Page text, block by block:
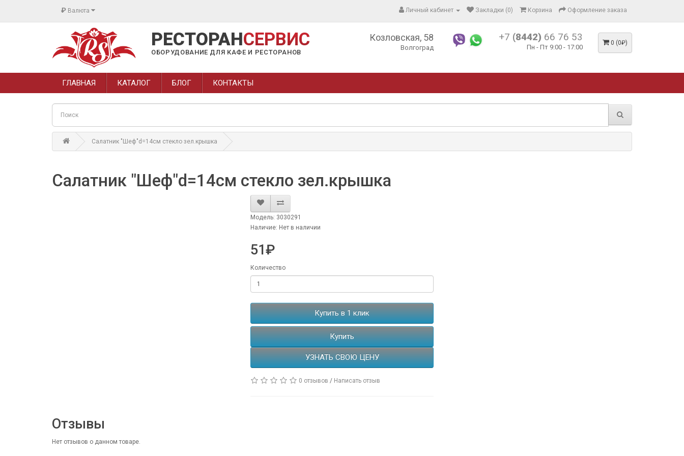
₽ Валюта Личный кабинет Закладки (0) Корзина Оформление заказа
РЕСТОРАНСЕРВИС
ОБОРУДОВАНИЕ ДЛЯ КАФЕ И РЕСТОРАНОВ
Козловская, 58
Волгоград
+7 (8442) 66 76 53
Пн - Пт 9:00 - 17:00
0 (0₽)
ГЛАВНАЯ КАТАЛОГ БЛОГ КОНТАКТЫ
Салатник "Шеф"d=14см стекло зел.крышка
Салатник "Шеф"d=14см стекло зел.крышка
Модель: 3030291
Наличие: Нет в наличии
51₽
Количество
Купить в 1 клик
Купить
УЗНАТЬ СВОЮ ЦЕНУ
0 отзывов / Написать отзыв
Отзывы
Нет отзывов о данном товаре.